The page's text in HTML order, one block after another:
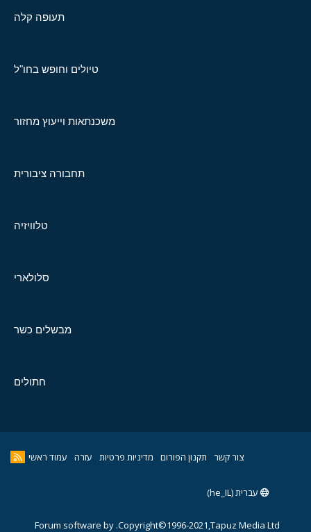
תעופה קלה
טיולים וחופש בחו"ל
משכנתאות וייעוץ מחזור
תחבורה ציבורית
טלוויזיה
סלולארי
מבשלים כשר
חתולים
צור קשר תקנון הפורום מדיניות פרטיות עזרה עמוד ראשי
עברית (he_IL)
Copyright©1996-2021,Tapuz Media Ltd.
Forum software by